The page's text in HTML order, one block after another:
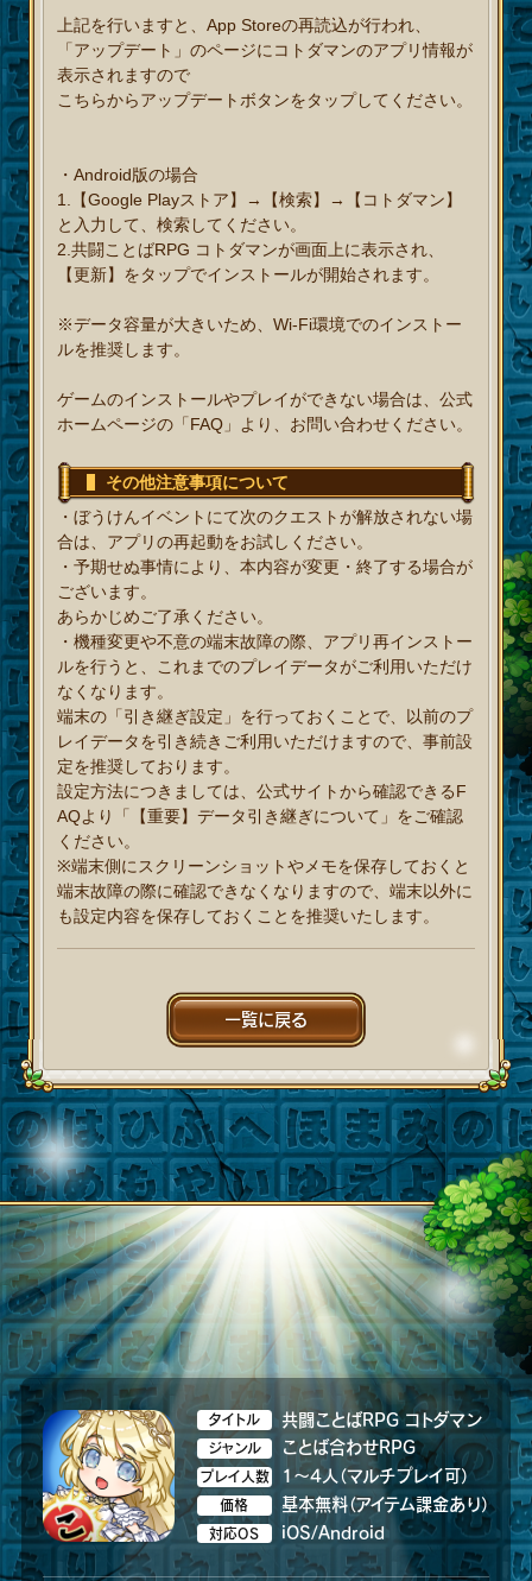
上記を行いますと、App Storeの再読込が行われ、
「アップデート」のページにコトダマンのアプリ情報が
表示されますので
こちらからアップデートボタンをタップしてください。
・Android版の場合
1.【Google Playストア】→【検索】→【コトダマン】
と入力して、検索してください。
2.共闘ことばRPG コトダマンが画面上に表示され、
【更新】をタップでインストールが開始されます。
※データ容量が大きいため、Wi-Fi環境でのインストー
ルを推奨します。
ゲームのインストールやプレイができない場合は、公式
ホームページの「FAQ」より、お問い合わせください。
その他注意事項について
・ぼうけんイベントにて次のクエストが解放されない場
合は、アプリの再起動をお試しください。
・予期せぬ事情により、本内容が変更・終了する場合が
ございます。
あらかじめご了承ください。
・機種変更や不意の端末故障の際、アプリ再インストー
ルを行うと、これまでのプレイデータがご利用いただけ
なくなります。
端末の「引き継ぎ設定」を行っておくことで、以前のプ
レイデータを引き続きご利用いただけますので、事前設
定を推奨しております。
設定方法につきましては、公式サイトから確認できるF
AQより「【重要】データ引き継ぎについて」をご確認
ください。
※端末側にスクリーンショットやメモを保存しておくと
端末故障の際に確認できなくなりますので、端末以外に
も設定内容を保存しておくことを推奨いたします。
一覧に戻る
タイトル 共闘ことばRPG コトダマン
ジャンル ことば合わせRPG
プレイ人数 1～4人（マルチプレイ可）
価格 基本無料（アイテム課金あり）
対応OS iOS/Android